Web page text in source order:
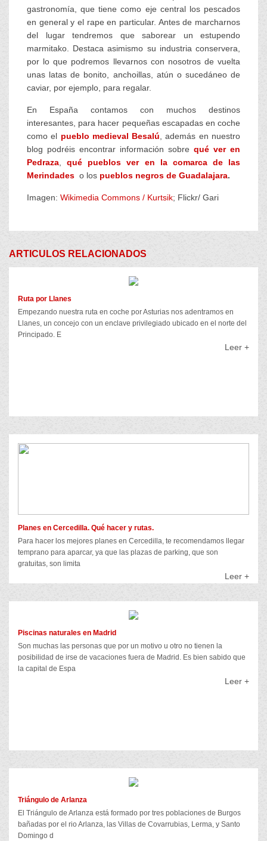
gastronomía, que tiene como eje central los pescados
en general y el rape en particular. Antes de marcharnos
del lugar tendremos que saborear un estupendo
marmitako. Destaca asimismo su industria conservera,
por lo que podremos llevarnos con nosotros de vuelta
unas latas de bonito, anchoillas, atún o sucedáneo de
caviar, por ejemplo, para regalar.
En España contamos con muchos destinos
interesantes, para hacer pequeñas escapadas en coche
como el pueblo medieval Besalú , además en nuestro
blog podréis encontrar información sobre qué ver en
Pedraza ,qué pueblos ver en la comarca de las
Merindades o los pueblos negros de Guadalajara.
Imagen: Wikimedia Commons / Kurtsik; Flickr/ Gari
ARTICULOS RELACIONADOS
Ruta por Llanes
Empezando nuestra ruta en coche por Asturias nos adentramos en
Llanes, un concejo con un enclave privilegiado ubicado en el norte del
Principado. E
Leer +
Planes en Cercedilla. Qué hacer y rutas.
Para hacer los mejores planes en Cercedilla, te recomendamos llegar
temprano para aparcar, ya que las plazas de parking, que son
gratuitas, son limita
Leer +
Piscinas naturales en Madrid
Son muchas las personas que por un motivo u otro no tienen la
posibilidad de irse de vacaciones fuera de Madrid. Es bien sabido que
la capital de Espa
Leer +
Triángulo de Arlanza
El Triángulo de Arlanza está formado por tres poblaciones de Burgos
bañadas por el rio Arlanza, las Villas de Covarrubias, Lerma, y Santo
Domingo d